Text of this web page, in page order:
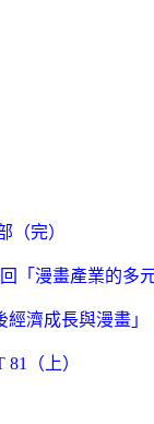
（完）
「漫畫產業的多
濟成長與漫畫」
（上）